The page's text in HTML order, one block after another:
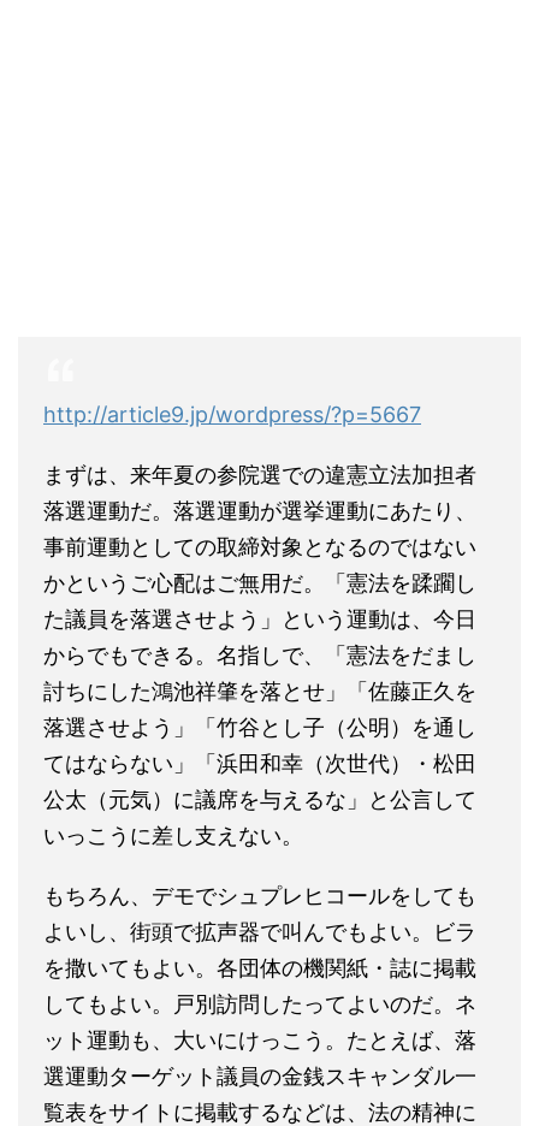
http://article9.jp/wordpress/?p=5667
まずは、来年夏の参院選での違憲立法加担者
落選運動だ。落選運動が選挙運動にあたり、
事前運動としての取締対象となるのではない
かというご心配はご無用だ。「憲法を蹂躙し
た議員を落選させよう」という運動は、今日
からでもできる。名指しで、「憲法をだまし
討ちにした鴻池祥肇を落とせ」「佐藤正久を
落選させよう」「竹谷とし子（公明）を通し
てはならない」「浜田和幸（次世代）・松田
公太（元気）に議席を与えるな」と公言して
いっこうに差し支えない。
もちろん、デモでシュプレヒコールをしても
よいし、街頭で拡声器で叫んでもよい。ビラ
を撒いてもよい。各団体の機関紙・誌に掲載
してもよい。戸別訪問したってよいのだ。ネ
ット運動も、大いにけっこう。たとえば、落
選運動ターゲット議員の金銭スキャンダル一
覧表をサイトに掲載するなどは、法の精神に